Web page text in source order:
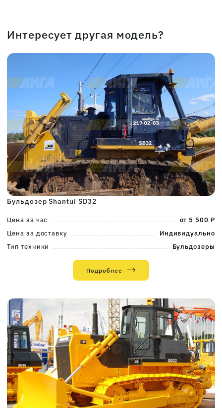
Интересует другая модель?
Бульдозер Shantui SD32
Цена за час
от 5 500 ₽
Цена за доставку
Индивидуально
Тип техники
Бульдозеры
Подробнее